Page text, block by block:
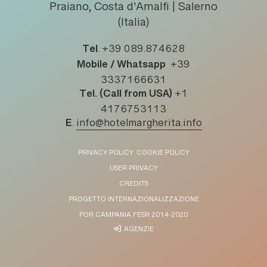
Praiano, Costa d'Amalfi | Salerno
(Italia)
Tel. +39 089.874628
Mobile / Whatsapp +39
3337166631
Tel. (Call from USA) +1
4176753113
E. info@hotelmargherita.info
PRIVACY POLICY COOKIE POLICY
USER PRIVACY
CREDITS
PROGETTO INTERNAZIONALIZZAZIONE
POR CAMPANIA FESR 2014-2020
AGENZIE